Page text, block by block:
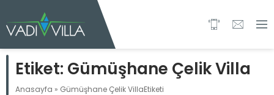
Etiket: Gümüşhane Çelik Villa
Anasayfa » Gümüşhane Çelik VillaEtiketi